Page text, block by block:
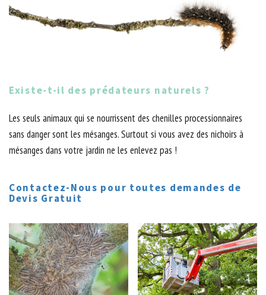
Existe-t-il des prédateurs naturels ?
Les seuls animaux qui se nourrissent des chenilles processionnaires
sans danger sont les mésanges. Surtout si vous avez des nichoirs à
mésanges dans votre jardin ne les enlevez pas !
Contactez-Nous pour toutes demandes de
Devis Gratuit